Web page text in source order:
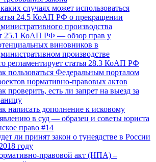
случаях может использоваться
24.5 КоАП РФ о прекращении
производства
25.1 КоАП РФ — обзор прав у
виновников в
производстве
регламентирует статья 28.3 КоАП РФ
пользоваться Федеральным порталом
нормативно-правовых актов
проверить, есть ли запрет на выезд за
написать дополнение к исковому
в суд — образец и советы юриста
право #14
ли принят закон о тунеядстве в России
году
правовой акт (НПА) –